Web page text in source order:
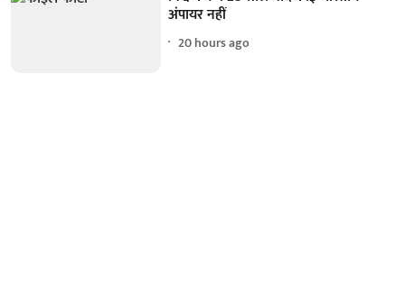
अंपायर नहीं
20 hours ago